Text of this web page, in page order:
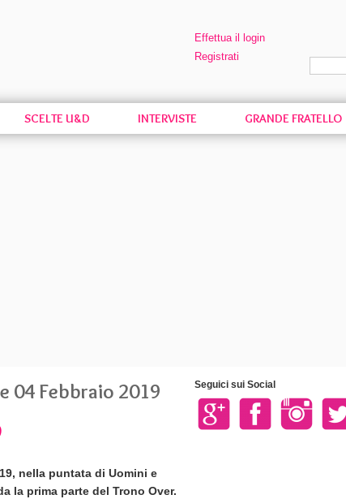
Effettua il login
Registrati
SCELTE U&D INTERVISTE GRANDE FRATELLO
04 Febbraio 2019
nella puntata di Uomini e
la prima parte del Trono Over.
Seguici sui Social